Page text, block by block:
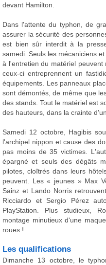
devant Hamilton.
Dans l'attente du typhon, de
assurer la sécurité des
est bien sûr interdit à la
samedi. Seuls les mécaniciens
à l'entretien du matériel
ceux-ci entreprennent un
équipements. Les panneaux
sont démontés, de même que
des stands. Tout le matériel est
des hauteurs, dans la crainte
Samedi 12 octobre, Hagibis
l'archipel nippon et cause des
pas moins de 35 victimes.
épargné et seuls des dégâts
pilotes, cloîtrés dans leurs
peuvent. Les « jeunes » Max
Sainz et Lando Norris
Ricciardo et Sergio Pérez
PlayStation. Plus studieux,
montage minutieux d'une
roues !
Les qualifications
Dimanche 13 octobre, le